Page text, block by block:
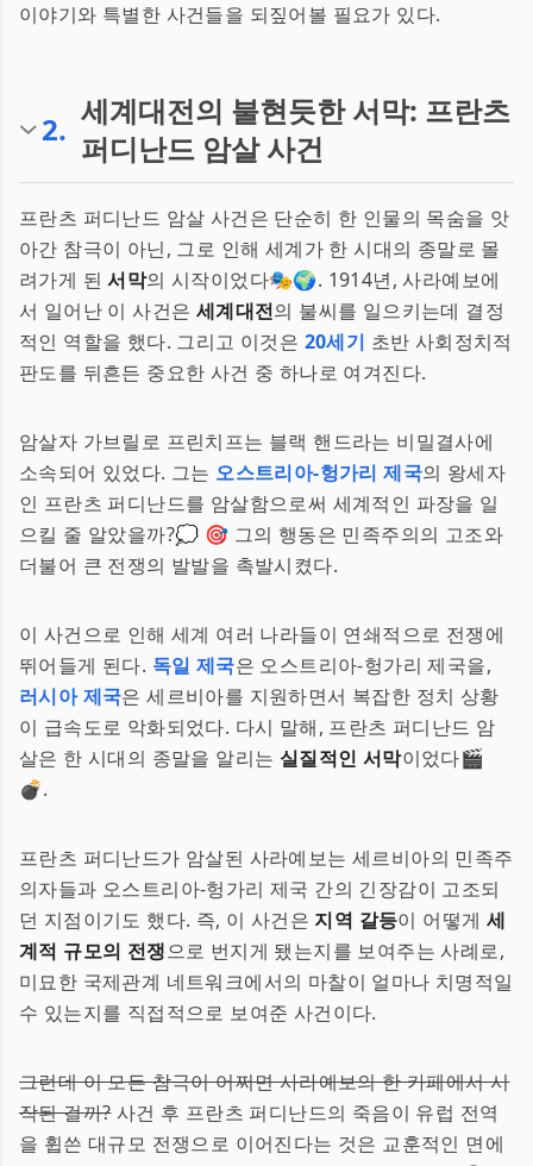
이야기와 특별한 사건들을 되짚어볼 필요가 있다.
2. 세계대전의 불현듯한 서막: 프란츠
퍼디난드 암살 사건
프란츠 퍼디난드 암살 사건은 단순히 한 인물의 목숨을 앗
아간 참극이 아닌, 그로 인해 세계가 한 시대의 종말로 몰
려가게 된서막의 시작이었다🎭🌍. 1914년, 사라예보에
서 일어난 이 사건은 세계대전의 불씨를 일으키는데 결정
적인 역할을 했다. 그리고 이것은 20세기 초반 사회정치적
판도를 뒤흔든 중요한 사건 중 하나로 여겨진다.
암살자 가브릴로 프린치프는 블랙 핸드라는 비밀결사에
소속되어 있었다. 그는 오스트리아-헝가리 제국의 왕세자
인 프란츠 퍼디난드를 암살함으로써 세계적인 파장을 일
으킬 줄 알았을까?💭 🎯 그의 행동은 민족주의의 고조와
더불어 큰 전쟁의 발발을 촉발시켰다.
이 사건으로 인해 세계 여러 나라들이 연쇄적으로 전쟁에
뛰어들게 된다. 독일 제국은 오스트리아-헝가리 제국을,
러시아 제국은 세르비아를 지원하면서 복잡한 정치 상황
이 급속도로 악화되었다. 다시 말해, 프란츠 퍼디난드 암
살은 한 시대의 종말을 알리는 실질적인 서막이었다🎬
💣.
프란츠 퍼디난드가 암살된 사라예보는 세르비아의 민족주
의자들과 오스트리아-헝가리 제국 간의 긴장감이 고조되
던 지점이기도 했다. 즉, 이 사건은 지역 갈등이 어떻게 세
계적 규모의 전쟁으로 번지게 됐는지를 보여주는 사례로,
미묘한 국제관계 네트워크에서의 마찰이 얼마나 치명적일
수 있는지를 직접적으로 보여준 사건이다.
그런데 이 모든 참극이 어쩌면 사라예보의 한 카페에서 시
작된 걸까?사건 후 프란츠 퍼디난드의 죽음이 유럽 전역
을 휩쓴 대규모 전쟁으로 이어진다는 것은 교훈적인 면에